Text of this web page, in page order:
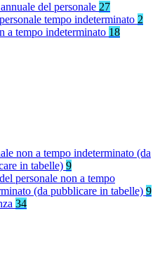
del personale 27
tempo indeterminato 2
a tempo indeterminato 18
non a tempo indeterminato (da
in tabelle) 9
personale non a tempo
(da pubblicare in tabelle) 9
34